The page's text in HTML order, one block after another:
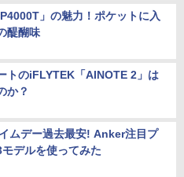
」の魅力！ポケットに入
醍醐味
トのiFLYTEK「AINOTE 2」は
か？
ムデー過去最安! Anker注目プ
デルを使ってみた